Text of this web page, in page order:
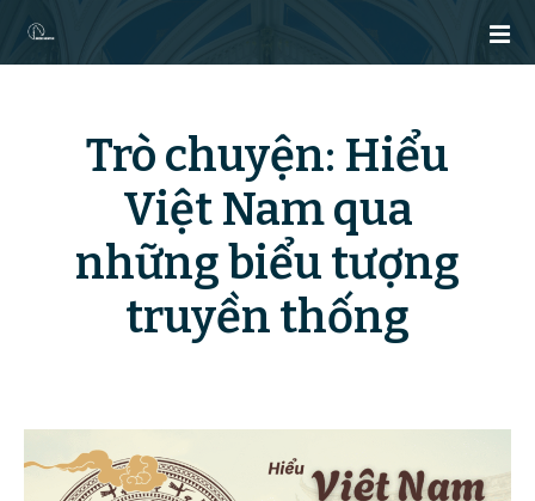
u
Trò chuyện: Hiểu
Việt Nam qua
những biểu tượng
truyền thống